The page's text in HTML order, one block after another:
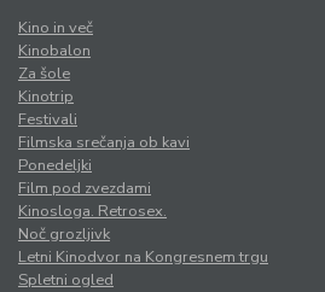
Kino in več
Kinobalon
Za šole
Kinotrip
Festivali
Filmska srečanja ob kavi
Ponedeljki
Film pod zvezdami
Kinosloga. Retrosex.
Noč grozljivk
Letni Kinodvor na Kongresnem trgu
Spletni ogled